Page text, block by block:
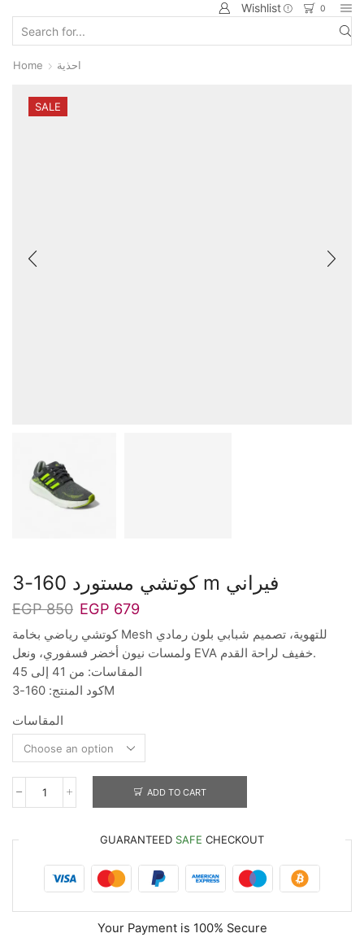
Wishlist 0
Home احذية
SALE
كوتشي مستورد 160-3 m فيراني
EGP850 EGP 679
كوتشي رياضي بخامة Mesh للتهوية، تصميم شبابي بلون رمادي
ولمسات نيون أخضر فسفوري، ونعل EVA خفيف لراحة القدم.
المقاسات: من 41 إلى 45
كود المنتج: 160-3M
المقاسات
ADD TO CART
GUARANTEED SAFE CHECKOUT
Your Payment is 100% Secure